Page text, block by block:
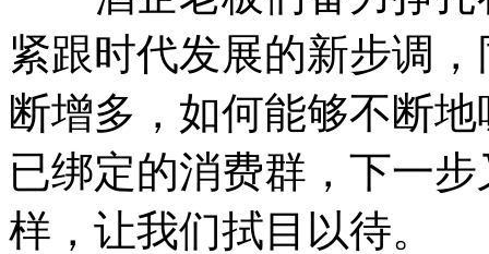
紧跟时代发展的新步调
断增多，如何能够不断
已绑定的消费群，下一
样，让我们拭目以待。